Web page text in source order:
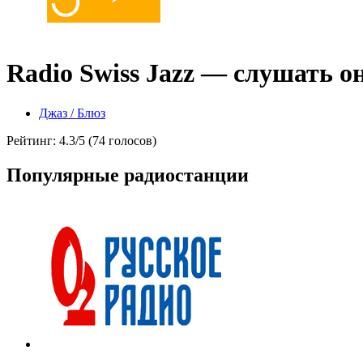
Radio Swiss Jazz — слушать
Джаз / Блюз
Рейтинг: 4.3/5 (74 голосов)
Популярные радиостанции